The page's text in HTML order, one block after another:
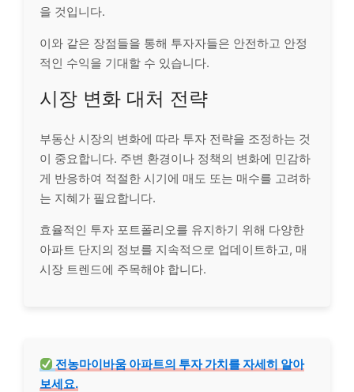
을 것입니다.
이와 같은 장점들을 통해 투자자들은 안전하고 안정
적인 수익을 기대할 수 있습니다.
시장 변화 대처 전략
부동산 시장의 변화에 따라 투자 전략을 조정하는 것
이 중요합니다. 주변 환경이나 정책의 변화에 민감하
게 반응하여 적절한 시기에 매도 또는 매수를 고려하
는 지혜가 필요합니다.
효율적인 투자 포트폴리오를 유지하기 위해 다양한
아파트 단지의 정보를 지속적으로 업데이트하고, 매
시장 트렌드에 주목해야 합니다.
전농마이바움 아파트의 투자 가치를 자세히 알아
보세요.